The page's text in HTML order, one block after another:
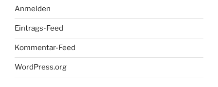
Anmelden
Eintrags-Feed
Kommentar-Feed
WordPress.org